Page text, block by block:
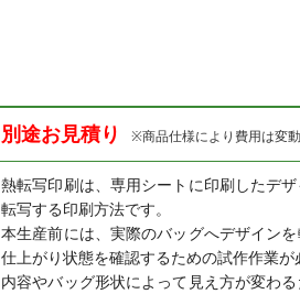
別途お見積り ※商品仕様により費用は変
熱転写印刷は、専用シートに印刷したデ
転写する印刷方法です。
本生産前には、実際のバッグへデザインを
仕上がり状態を確認するための試作作業
内容やバッグ形状によって見え方が変わ